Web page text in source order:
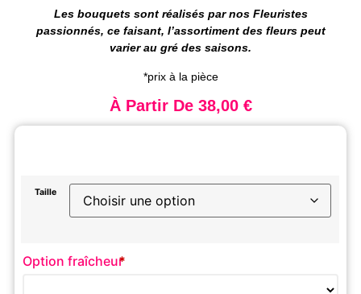
Les bouquets sont réalisés par nos Fleuristes
passionnés, ce faisant, l’assortiment des fleurs peut
varier au gré des saisons.
*prix à la pièce
À Partir De 38,00 €
Taille
Option fraîcheur*